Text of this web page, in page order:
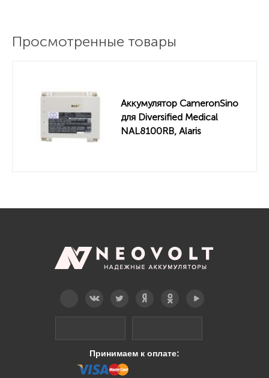
Просмотренные товары
Аккумулятор CameronSino
для Diversified Medical
NAL8100RB, Alaris
Принимаем к оплате: